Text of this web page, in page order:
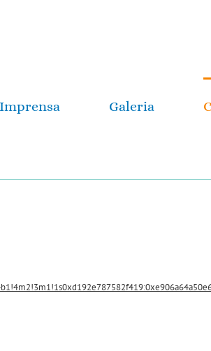
Imprensa Galeria